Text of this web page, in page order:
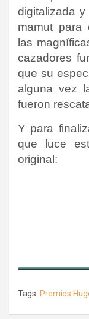
digitalizada
mamut para
las
cazadores
que su
alguna vez
fueron
Y para
que luce
original :
Tags: Premios